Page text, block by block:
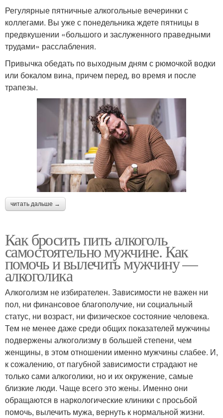
Регулярные пятничные алкогольные вечеринки с
коллегами. Вы уже с понедельника ждете пятницы в
предвкушении «большого и заслуженного праведными
трудами» расслабления.
Привычка обедать по выходным дням с рюмочкой водки
или бокалом вина, причем перед, во время и после
трапезы.
читать дальше →
Как бросить пить алкоголь
самостоятельно мужчине. Как
помочь и вылечить мужчину —
алкоголика
Алкоголизм не избирателен. Зависимости не важен ни
пол, ни финансовое благополучие, ни социальный
статус, ни возраст, ни физическое состояние человека.
Тем не менее даже среди общих показателей мужчины
подвержены алкоголизму в большей степени, чем
женщины, в этом отношении именно мужчины слабее. И,
к сожалению, от пагубной зависимости страдают не
только сами алкоголики, но и их окружение, самые
близкие люди. Чаще всего это жены. Именно они
обращаются в наркологические клиники с просьбой
помочь, вылечить мужа, вернуть к нормальной жизни.